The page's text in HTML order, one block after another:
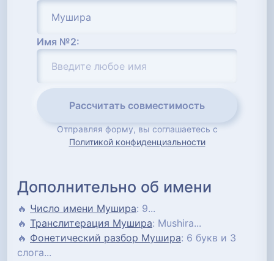
Имя №2:
Рассчитать совместимость
Отправляя форму, вы соглашаетесь с
Политикой конфиденциальности
Дополнительно об имени
🔥 Число имени Мушира: 9...
🔥 Транслитерация Мушира: Mushira...
🔥 Фонетический разбор Мушира: 6 букв и 3
слога...